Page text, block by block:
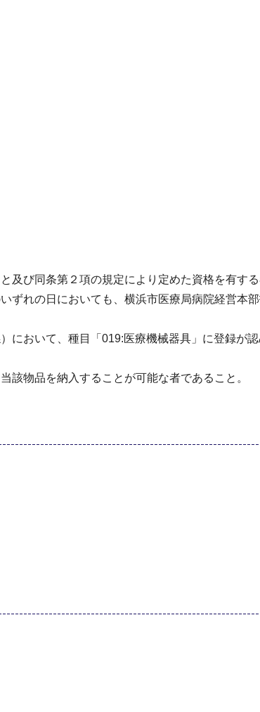
及び同条第２項の規定により定めた資格を有する
ずれの日においても、横浜市医療局病院経営本
において、種目「019:医療機械器具」に登録が
該物品を納入することが可能な者であること。